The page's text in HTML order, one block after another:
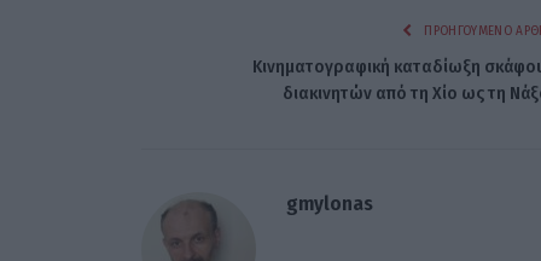
ΠΡΟΗΓΟΎΜΕΝΟ
Κινηματογραφική καταδίωξη
διακινητών από τη Χίο ως τη
gmylonas